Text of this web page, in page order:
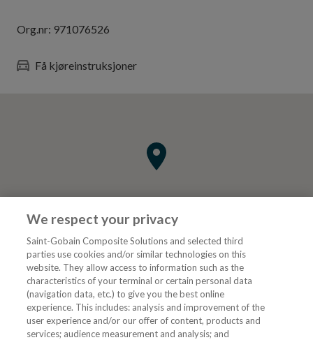
Org.nr: 971076526
Få kjøreinstruksjoner
Tjenester
VVS Fagmann
We respect your privacy
Saint-Gobain Composite Solutions and selected third
parties use cookies and/or similar technologies on this
website. They allow access to information such as the
characteristics of your terminal or certain personal data
(navigation data, etc.) to give you the best online
experience. This includes: analysis and improvement of the
user experience and/or our offer of content, products and
services; audience measurement and analysis; and